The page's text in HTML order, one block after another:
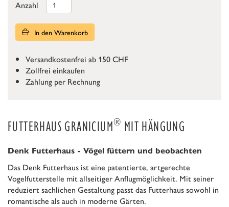
Anzahl
In den Warenkorb
Versandkostenfrei ab 150 CHF
Zollfrei einkaufen
Zahlung per Rechnung
FUTTERHAUS GRANICIUM® MIT HÄNGUNG
Denk Futterhaus - Vögel füttern und beobachten
Das Denk Futterhaus ist eine patentierte, artgerechte
Vogelfutterstelle mit allseitiger Anflugmöglichkeit. Mit seiner
reduziert sachlichen Gestaltung passt das Futterhaus sowohl in
romantische als auch in moderne Gärten.